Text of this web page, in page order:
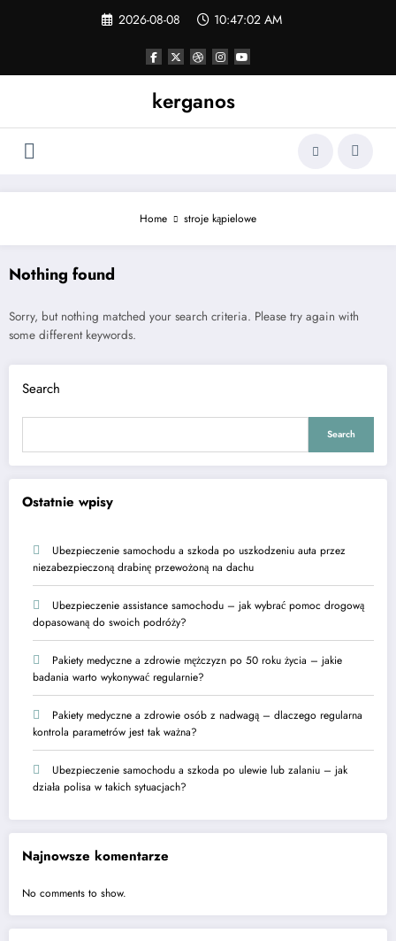
2026-08-08 10:47:03 AM
kerganos
Home stroje kąpielowe
Nothing found
Sorry, but nothing matched your search criteria. Please try again with
some different keywords.
Search
Search
Ostatnie wpisy
Ubezpieczenie samochodu a szkoda po uszkodzeniu auta przez
niezabezpieczoną drabinę przewożoną na dachu
Ubezpieczenie assistance samochodu – jak wybrać pomoc drogową
dopasowaną do swoich podróży?
Pakiety medyczne a zdrowie mężczyzn po 50 roku życia – jakie
badania warto wykonywać regularnie?
Pakiety medyczne a zdrowie osób z nadwagą – dlaczego regularna
kontrola parametrów jest tak ważna?
Ubezpieczenie samochodu a szkoda po ulewie lub zalaniu – jak
działa polisa w takich sytuacjach?
Najnowsze komentarze
No comments to show.